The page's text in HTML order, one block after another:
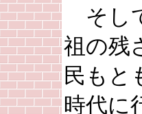
そし
祖の残
民もと
時代に